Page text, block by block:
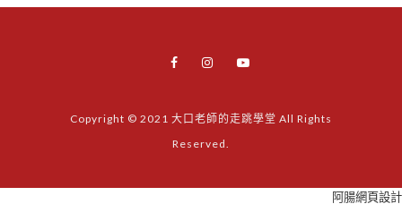
Copyright © 2021 大口老師的走跳學堂 All Rights
Reserved.
阿腸網頁設計